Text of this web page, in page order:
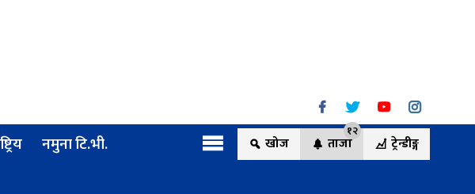
नमुना टि.भी.
खोज ताजा
१२
ट्रेन्डीङ्ग